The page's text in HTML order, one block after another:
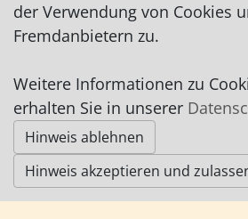
der Verwendung von Cookies
Fremdanbietern zu.
Weitere Informationen zu
erhalten Sie in unserer
Hinweis ablehnen
Hinweis akzeptieren und